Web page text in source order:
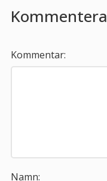
Kommentera
Kommentar:
Namn: